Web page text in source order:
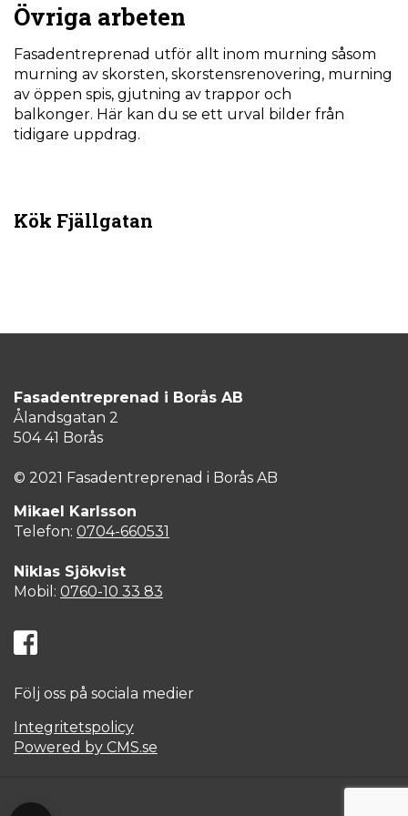
Övriga arbeten
Fasadentreprenad utför allt inom murning såsom
murning av skorsten, skorstensrenovering, murning
av öppen spis, gjutning av trappor och
balkonger. Här kan du se ett urval bilder från
tidigare uppdrag.
Kök Fjällgatan
Fasadentreprenad i Borås AB
Ålandsgatan 2
504 41 Borås
© 2021 Fasadentreprenad i Borås AB
Mikael Karlsson
Telefon: 0704-660531
Niklas Sjökvist
Mobil: 0760-10 33 83
Följ oss på sociala medier
Integritetspolicy
Powered by CMS.se